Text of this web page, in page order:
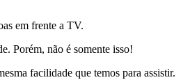
em frente a TV.
Porém, não é somente isso!
facilidade que temos para assistir.